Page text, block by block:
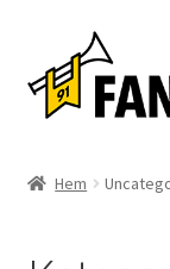
till
navigering
till
innehåll
Hem